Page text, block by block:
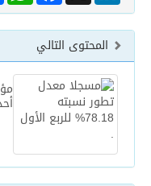
المحتوى التالي